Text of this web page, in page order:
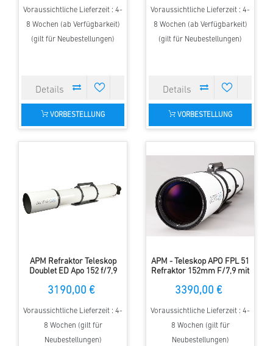
Voraussichtliche Lieferzeit : 4-
8 Wochen (ab Verfügbarkeit)
(gilt für Neubestellungen)
VORBESTELLUNG
Voraussichtliche Lieferzeit : 4-
8 Wochen (ab Verfügbarkeit)
(gilt für Neubestellungen)
VORBESTELLUNG
APM Refraktor Teleskop
Doublet ED Apo 152 f/7,9
3190,00 €
Voraussichtliche Lieferzeit : 4-
8 Wochen (gilt für
Neubestellungen)
APM - Teleskop APO FPL 51
Refraktor 152mm F/7,9 mit
3390,00 €
Voraussichtliche Lieferzeit : 4-
8 Wochen (gilt für
Neubestellungen)